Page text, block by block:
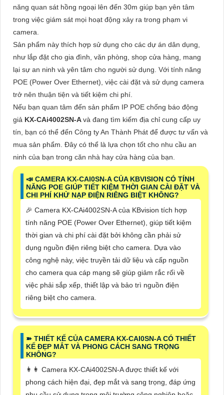
năng quan sát hồng ngoại lên đến 30m giúp bạn yên tâm
trong việc giám sát mọi hoạt động xảy ra trong phạm vi
camera.
Sản phẩm này thích hợp sử dụng cho các dự án dân dụng,
như lắp đặt cho gia đình, văn phòng, shop cửa hàng, mang
lại sự an ninh và yên tâm cho người sử dụng. Với tính năng
POE (Power Over Ethernet), việc cài đặt và sử dụng camera
trở nên thuận tiện và tiết kiệm chi phí.
Nếu bạn quan tâm đến sản phẩm IP POE chống báo động
giả KX-CAi4002SN-Avà đang tìm kiếm địa chỉ cung cấp uy
tín, bạn có thể đến Công ty An Thành Phát để được tư vấn và
mua sản phẩm. Đây có thể là lựa chọn tốt cho nhu cầu an
ninh của bạn trong căn nhà hay cửa hàng của bạn.
📣 CAMERA KX-CAI0SN-A CỦA KBVISION CÓ TÍNH
NĂNG POE GIÚP TIẾT KIỆM THỜI GIAN CÀI ĐẶT VÀ
CHI PHÍ KHỬ NẠP ĐIỆN RIÊNG BIỆT KHÔNG?
️🎉 Camera KX-CAi4002SN-A của KBvision tích hợp
tính năng POE (Power Over Ethernet), giúp tiết kiệm
thời gian và chi phí cài đặt bởi không cần phải sử
dụng nguồn điện riêng biệt cho camera. Dựa vào
công nghệ này, việc truyền tải dữ liệu và cấp nguồn
cho camera qua cáp mạng sẽ giúp giảm rắc rối về
việc phải sắp xếp, thiết lập và bảo trì nguồn điện
riêng biệt cho camera.
➽ THIẾT KẾ CỦA CAMERA KX-CAI0SN-A CÓ THIẾT
KẾ ĐẸP MẮT VÀ PHONG CÁCH SANG TRỌNG
KHÔNG?
️👩‍👩 Camera KX-CAi4002SN-A được thiết kế với
phong cách hiện đại, đẹp mắt và sang trọng, đáp ứng